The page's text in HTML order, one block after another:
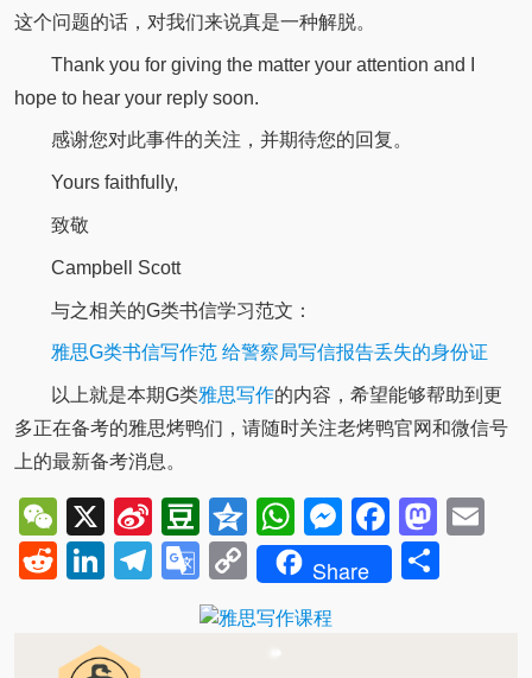
这个问题的话，对我们来说真是一种解脱。
Thank you for giving the matter your attention and I
hope to hear your reply soon.
感谢您对此事件的关注，并期待您的回复。
Yours faithfully,
致敬
Campbell Scott
与之相关的G类书信学习范文：
雅思G类书信写作范 给警察局写信报告丢失的身份证
以上就是本期G类雅思写作的内容，希望能够帮助到更
多正在备考的雅思烤鸭们，请随时关注老烤鸭官网和微信号
上的最新备考消息。
WeChat
X
Sina
Weibo
Douban
QzoneWhatsApp
Messenger
RedditLinkedIn
Telegram
Google
Translate
Copy
Link
Share